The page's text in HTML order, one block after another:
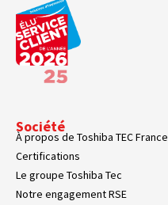
Société
À propos de Toshiba TEC France
Certifications
Le groupe Toshiba Tec
Notre engagement RSE